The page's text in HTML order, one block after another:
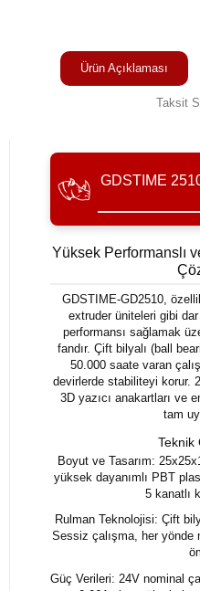
Ürün Açıklaması
Taksit
GDSTIME
Yüksek Performanslı
GDSTIME-GD2510,
extruder üniteleri gibi
performansı sağlamak
fandır. Çift bilyalı (ball
50.000 saate varan
devirlerde stabiliteyi korur.
3D yazıcı anakartları ve
tam
Teknik
Boyut ve Tasarım:
yüksek dayanımlı PBT
5 kanatlı
Rulman Teknolojisi: Çift
Sessiz çalışma, her yönde
Güç Verileri: 24V nominal